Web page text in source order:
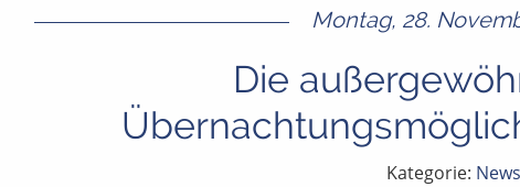
Montag, 28.
Die
Kategorie: News